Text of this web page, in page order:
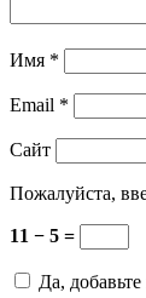
Имя *
Email *
Сайт
Пожалуйста,
11 − 5 =
Да,